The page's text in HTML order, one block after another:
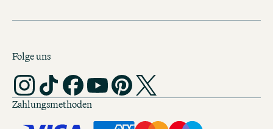
Folge uns
Zahlungsmethoden